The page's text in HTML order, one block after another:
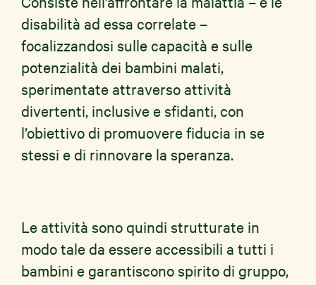
disabilità ad essa correlate –
focalizzandosi sulle capacità e sulle
potenzialità dei bambini malati,
sperimentate attraverso attività
divertenti, inclusive e sfidanti, con
l’obiettivo di promuovere fiducia in se
stessi e di rinnovare la speranza.
Le attività sono quindi strutturate in
modo tale da essere accessibili a tutti i
bambini e garantiscono spirito di gruppo,